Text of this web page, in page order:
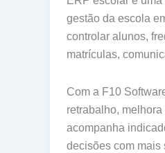
gestão da escola
controlar alunos,
matrículas,
Com a F10
retrabalho,
acompanha
decisões com mais